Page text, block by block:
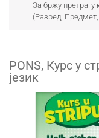
За бржу претрагу
(Разред,
PONS, Курс у
језик